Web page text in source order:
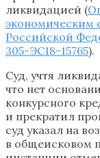
ликвидацией (
экономическим
Российской
305-ЭС18-15765).
Суд, учтя
что нет
конкурсного
и прекратил
суд указал на
в общеисковом